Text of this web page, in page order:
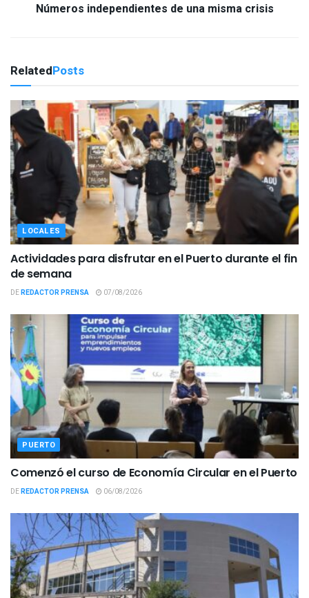
Números independientes de una misma crisis
RelatedPosts
LOCALES
Actividades para disfrutar en el Puerto durante el fin
de semana
DEREDACTOR PRENSA 07/08/2026
PUERTO
Comenzó el curso de Economía Circular en el Puerto
DEREDACTOR PRENSA 06/08/2026